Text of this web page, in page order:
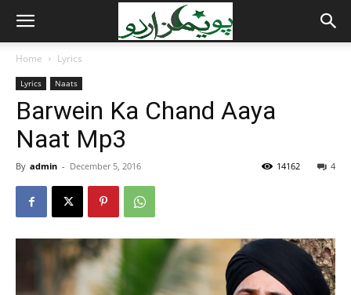
Home Lyrics
Lyrics Naats
Barwein Ka Chand Aaya
Naat Mp3
By admin - December 5, 2016 4
14162